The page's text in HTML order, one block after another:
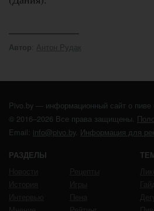
Автор Антон Рудак
Pivo.by — информационный сайт о пиве
© 2016–2026 Все права защищены.
Email: info@pivo.by. Информация для
РАЗДЕЛЫ